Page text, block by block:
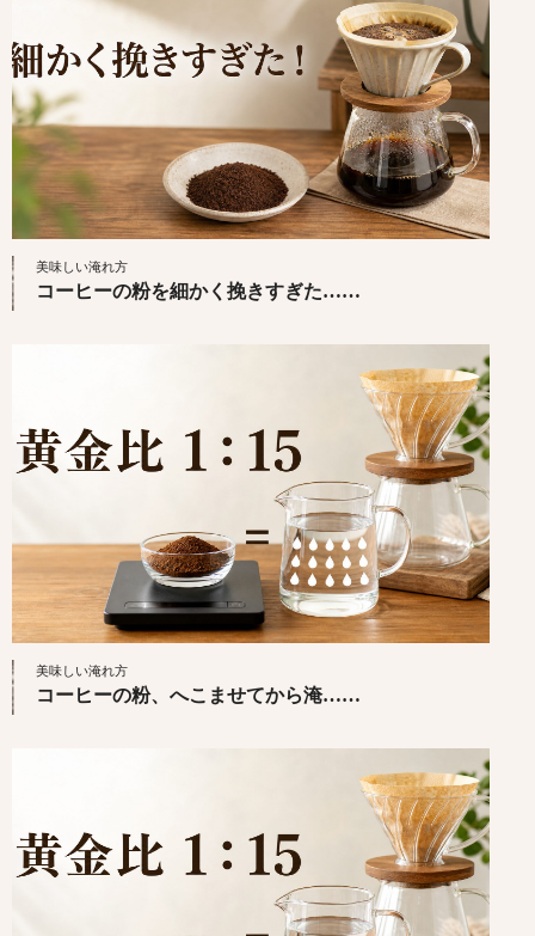
美味しい淹れ方
コーヒーの粉を細かく挽きすぎた……
美味しい淹れ方
コーヒーの粉、へこませてから淹……